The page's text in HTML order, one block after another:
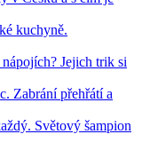
kuchyně.
Jejich trik si
Zabrání přehřátí a
Světový šampion